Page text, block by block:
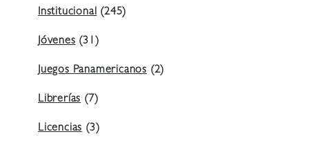
Institucional(245)
Jóvenes(31)
Juegos Panamericanos (2)
Librerías(7)
Licencias(3)